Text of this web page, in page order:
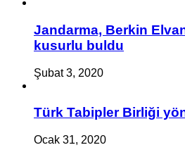
Jandarma, Berkin
kusurlu buldu
Şubat 3, 2020
Türk Tabipler Birliği
Ocak 31, 2020